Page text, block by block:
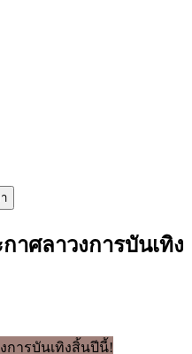
าศลาวงการบันเทิง